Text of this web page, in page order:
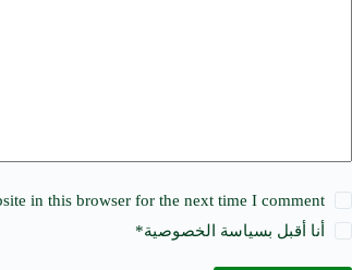
in this browser for the next time I comment.
أنا أقبل بسياسة الخصوصية*